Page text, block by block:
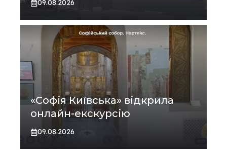
09.08.2026
«Софія Київська» відкрила
онлайн-екскурсію
09.08.2026